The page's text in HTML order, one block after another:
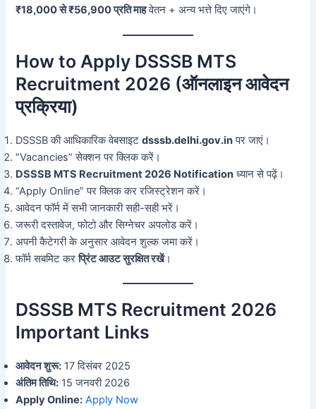
₹18,000 से ₹56,900 प्रति माहवेतन + अन्य भत्ते दिए जाएंगे।
How to Apply DSSSB MTS
Recruitment 2026 (ऑनलाइन आवेदन
प्रक्रिया)
DSSSB की आधिकारिक वेबसाइटdsssb.delhi.gov.inपर जाएं।
“Vacancies” सेक्शन पर क्लिक करें।
DSSSB MTS Recruitment 2026 Notification ध्यान से पढ़ें।
“Apply Online” पर क्लिक कर रजिस्ट्रेशन करें।
आवेदन फॉर्म में सभी जानकारी सही-सही भरें।
जरूरी दस्तावेज, फोटो और सिग्नेचर अपलोड करें।
अपनी कैटेगरी के अनुसार आवेदन शुल्क जमा करें।
फॉर्म सबमिट करप्रिंट आउट सुरक्षित रखें।
DSSSB MTS Recruitment 2026
Important Links
आवेदन शुरू: 17 दिसंबर 2025
अंतिम तिथि: 15 जनवरी 2026
Apply Online: Apply Now